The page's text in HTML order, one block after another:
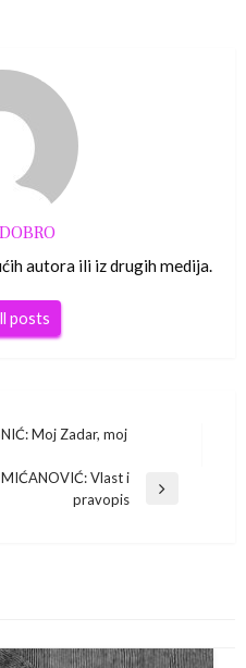
autora ili iz drugih medija.
posts
Moj Zadar, moj
Vlast i
pravopis